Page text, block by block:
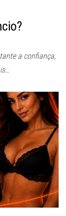
a confiança,